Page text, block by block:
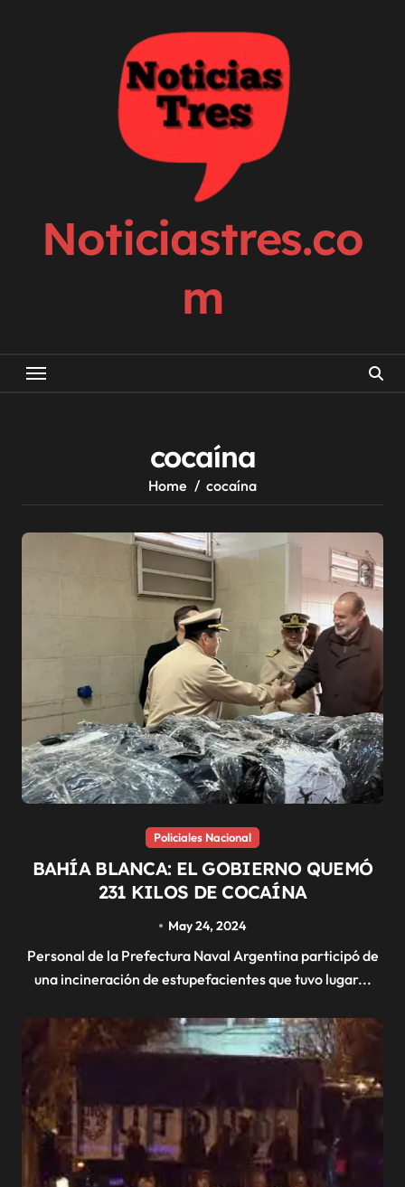
Noticiastres.co
m
cocaína
Home cocaína
Policiales Nacional
BAHÍA BLANCA: EL GOBIERNO QUEMÓ
231 KILOS DE COCAÍNA
May 24, 2024
Personal de la Prefectura Naval Argentina participó de
una incineración de estupefacientes que tuvo lugar...